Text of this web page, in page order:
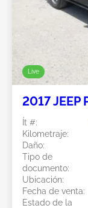
Live
2017 JEEP
Ít #:
Kilometraje:
Daño:
Tipo de
documento:
Ubicación:
Fecha de venta:
Estado de la